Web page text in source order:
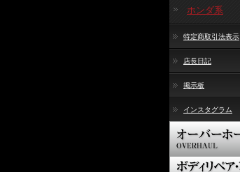
ホンダ系
特定商取引法表示
店長日記
掲示板
インスタグラム